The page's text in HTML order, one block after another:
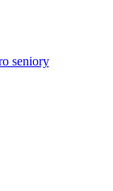
seniory